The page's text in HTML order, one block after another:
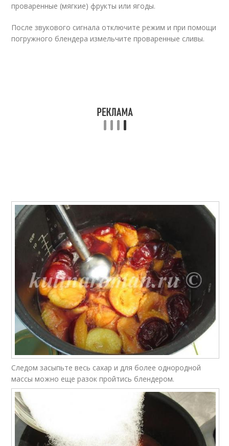
проваренные (мягкие) фрукты или ягоды.
После звукового сигнала отключите режим и при помощи
погружного блендера измельчите проваренные сливы.
Следом засыпьте весь сахар и для более однородной
массы можно еще разок пройтись блендером.